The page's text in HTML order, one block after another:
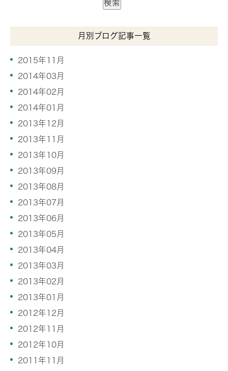
月別ブログ記事一覧
2015年11月
2014年03月
2014年02月
2014年01月
2013年12月
2013年11月
2013年10月
2013年09月
2013年08月
2013年07月
2013年06月
2013年05月
2013年04月
2013年03月
2013年02月
2013年01月
2012年12月
2012年11月
2012年10月
2011年11月